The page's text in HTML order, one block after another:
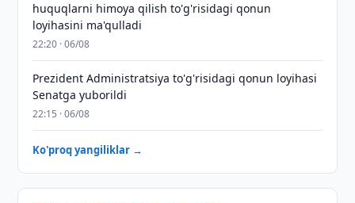
huquqlarni himoya qilish to'g'risidagi qonun
loyihasini ma'qulladi
22:20 · 06/08
Prezident Administratsiya to'g'risidagi qonun loyihasi
Senatga yuborildi
22:15 · 06/08
Ko'proq yangiliklar →